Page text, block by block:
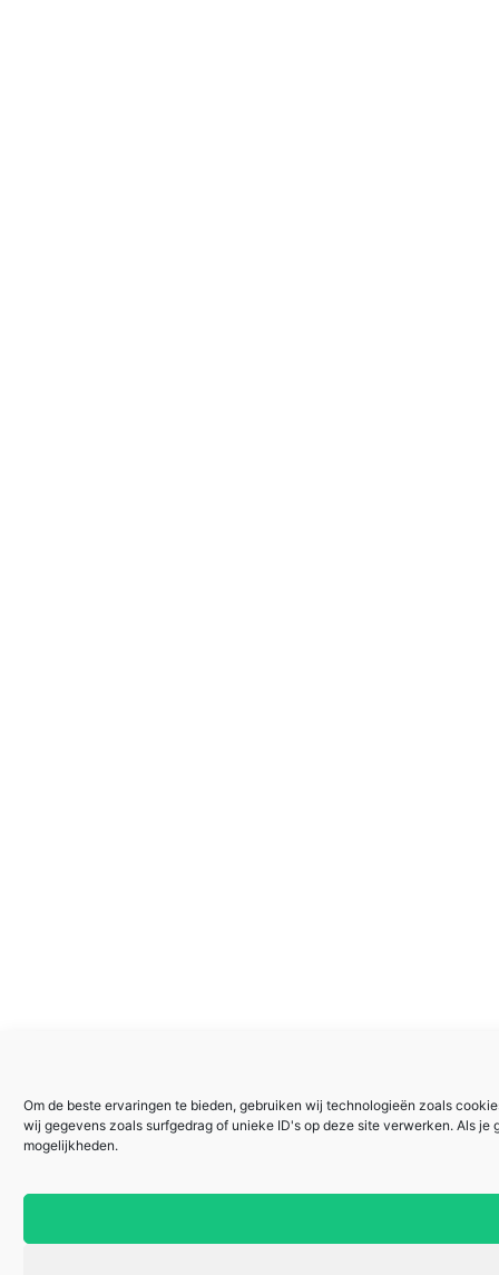
Om de beste ervaringen te bieden, gebruiken wij technologieën zoals
wij gegevens zoals surfgedrag of unieke ID's op deze site verwerken. Als
mogelijkheden.